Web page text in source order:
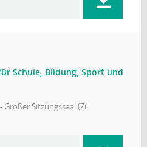
Schule, Bildung, Sport und
Großer Sitzungssaal (Zi.